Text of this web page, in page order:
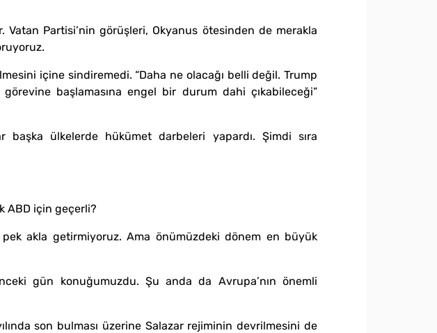
Partisi’nin görüşleri, Okyanus ötesinden de merakla
içine sindiremedi. “Daha ne olacağı belli değil. Trump
başlamasına engel bir durum dahi çıkabileceği”
ülkelerde hükümet darbeleri yapardı. Şimdi sıra
ABD için geçerli?
pek akla getirmiyoruz. Ama önümüzdeki dönem en büyük
gün konuğumuzdu. Şu anda da Avrupa’nın önemli
son bulması üzerine Salazar rejiminin devrilmesini de